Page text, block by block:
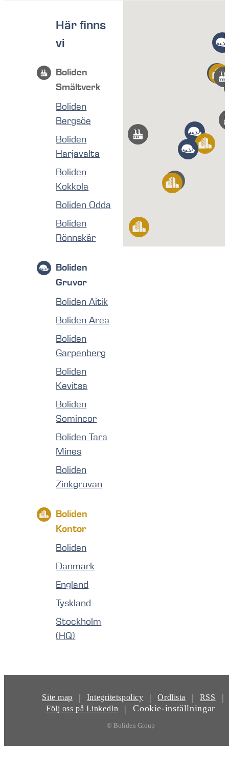
Här finns
vi
Boliden
Smältverk
Boliden
Bergsöe
Boliden
Harjavalta
Boliden
Kokkola
Boliden Odda
Boliden
Rönnskär
Boliden
Gruvor
Boliden Aitik
Boliden Area
Boliden
Garpenberg
Boliden
Kevitsa
Boliden
Somincor
Boliden Tara
Mines
Boliden
Zinkgruvan
Boliden
Kontor
Boliden
Danmark
England
Tyskland
Stockholm
(HQ)
Site map | Integritetspolicy | Ordlista | RSS |
Följ oss på LinkedIn | Cookie-inställningar
© Boliden Group